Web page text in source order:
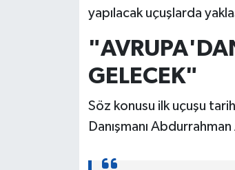
yapılacak uçuşlarda
GELECEK"
Söz konusu ilk uçuşu
Danışmanı